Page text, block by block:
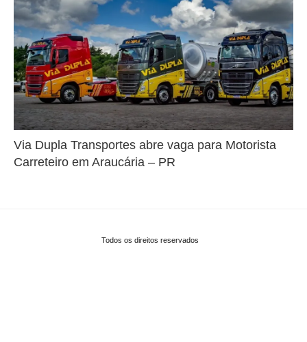
Via Dupla Transportes abre vaga para Motorista
Carreteiro em Araucária – PR
Todos os direitos reservados